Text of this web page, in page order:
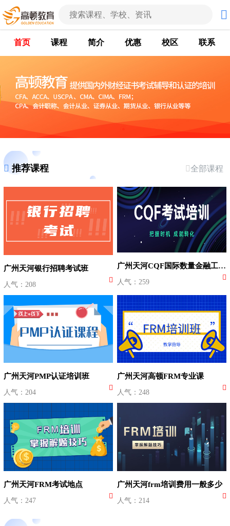
首页 课程 简介 优惠 校区 联系
推荐课程 全部课程
广州天河银行招聘考试班
人气：208
广州天河CQF国际数量金融工程师培训
人气：259
广州天河PMP认证培训班
人气：204
广州天河高顿FRM专业课
人气：248
广州天河FRM考试地点
人气：247
广州天河frm培训费用一般多少
人气：214